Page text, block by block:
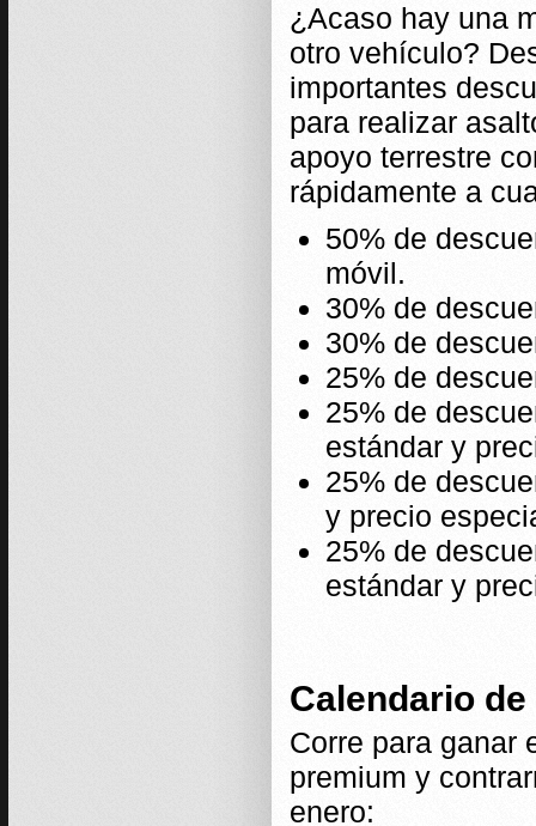
¿Acaso hay una
otro vehículo?
importantes
para realizar
apoyo terrestre
rápidamente a
50% de
móvil.
30% de
30% de
25% de
25% de
estándar y
25% de
y precio
25% de
estándar y
Calendario
Corre para ganar
premium y
enero: